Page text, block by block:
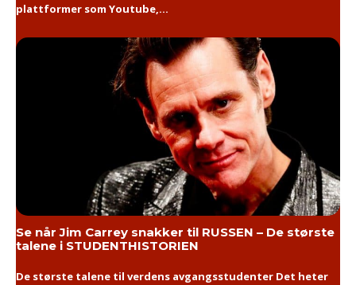
plattformer som Youtube,...
Se når Jim Carrey snakker til RUSSEN – De største
talene i STUDENTHISTORIEN
De største talene til verdens avgangsstudenter Det heter